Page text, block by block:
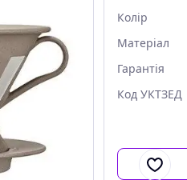
Колір
Матеріал
Гарантія
Код УКТЗЕД